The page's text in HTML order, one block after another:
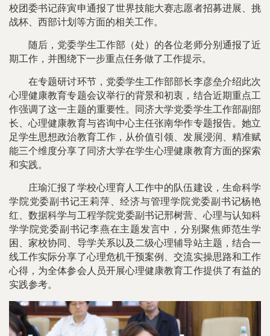
校团委书记薛寅申通报了世界技能大赛志愿者招募进展、挑
战杯、西部计划等方面的相关工作。
随后，党委学生工作部（处）的各位老师分别通报了近
期工作，并围绕下一步重点任务做了工作提示。
在专题研讨环节，党委学生工作部部长李彦垒介绍此次
心理健康教育专题会议举行的背景和初衷，结合近期重点工
作强调了这一主题的重要性。同济大学党委学生工作部副部
长、心理健康教育与咨询中心主任张南华作专题报告。她立
足学生思想政治教育工作，从价值引领、发展浸润、精准赋
能三个维度分享了同济大学在学生心理健康教育方面的探索
和实践。
庄瑜汇报了学校心理育人工作中的队伍建设，生命科学
学院党委副书记王莉萍、经济与管理学院党委副书记杨艳
红、数据科学与工程学院党委副书记邢树营、心理与认知科
学学院党委副书记李燕在主题发言中，分别聚焦师范生学
困、家校协同、导学关系以及二级心理辅导站主题，结合一
线工作实际分享了心理危机干预案例、交流实操思路和工作
心得，为全体参会人员开展心理健康教育工作提供了有益的
实践参考。